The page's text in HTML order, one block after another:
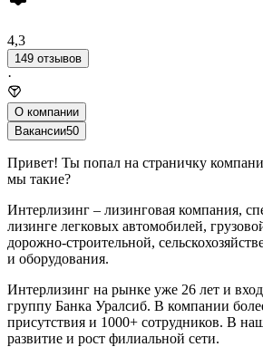
4,3
149 отзывов
·
О компании
Вакансии50
Привет! Ты попал на страничку
мы такие?
Интерлизинг – лизинговая компания,
лизинге легковых автомобилей,
дорожно-строительной,
и оборудования.
Интерлизинг на рынке уже 26 лет и
группу Банка Уралсиб. В компании
присутствия и 1000+ сотрудников. В
развитие и рост филиальной сети.